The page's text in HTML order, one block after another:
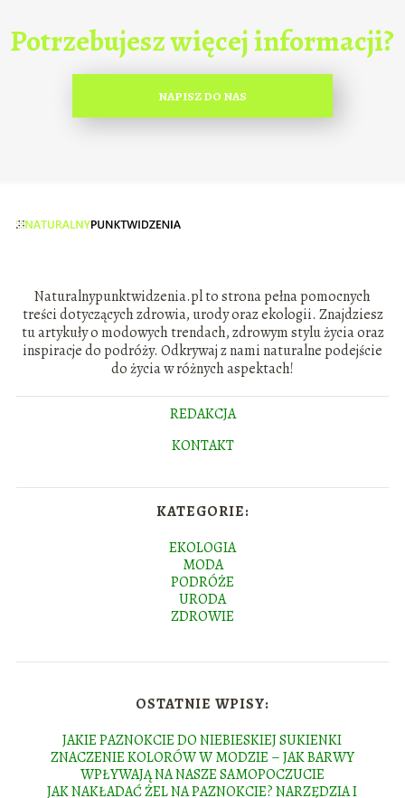
Potrzebujesz więcej informacji?
NAPISZ DO NAS
Naturalnypunktwidzenia.pl to strona pełna pomocnych
treści dotyczących zdrowia, urody oraz ekologii. Znajdziesz
tu artykuły o modowych trendach, zdrowym stylu życia oraz
inspiracje do podróży. Odkrywaj z nami naturalne podejście
do życia w różnych aspektach!
REDAKCJA
KONTAKT
KATEGORIE:
EKOLOGIA
MODA
PODRÓŻE
URODA
ZDROWIE
OSTATNIE WPISY:
JAKIE PAZNOKCIE DO NIEBIESKIEJ SUKIENKI
ZNACZENIE KOLORÓW W MODZIE – JAK BARWY
WPŁYWAJĄ NA NASZE SAMOPOCZUCIE
JAK NAKŁADAĆ ŻEL NA PAZNOKCIE? NARZĘDZIA I